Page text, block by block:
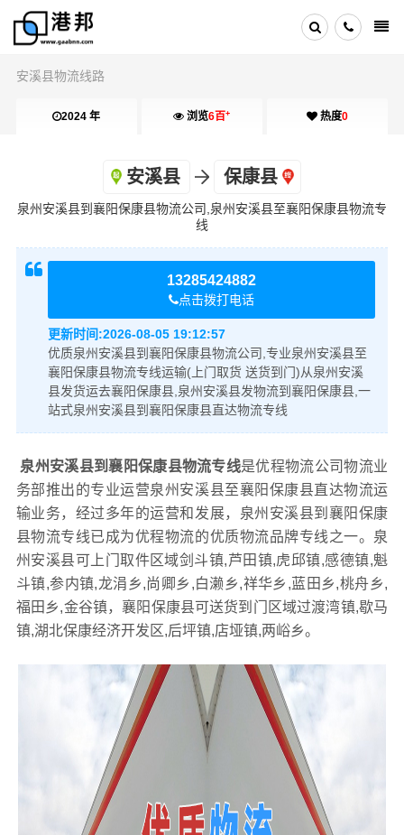
安溪县物流线路
2024 年 浏览6百+ 热度0
安溪县 保康县
泉州安溪县到襄阳保康县物流公司,泉州安溪县至襄阳保康县物流专
线
13285424882
点击拨打电话
更新时间:2026-08-05 19:12:57
优质泉州安溪县到襄阳保康县物流公司,专业泉州安溪县至
襄阳保康县物流专线运输(上门取货 送货到门)从泉州安溪
县发货运去襄阳保康县,泉州安溪县发物流到襄阳保康县,一
站式泉州安溪县到襄阳保康县直达物流专线
泉州安溪县到襄阳保康县物流专线是优程物流公司物流业
务部推出的专业运营泉州安溪县至襄阳保康县直达物流运
输业务，经过多年的运营和发展，泉州安溪县到襄阳保康
县物流专线已成为优程物流的优质物流品牌专线之一。泉
州安溪县可上门取件区域剑斗镇,芦田镇,虎邱镇,感德镇,魁
斗镇,参内镇,龙涓乡,尚卿乡,白濑乡,祥华乡,蓝田乡,桃舟乡,
福田乡,金谷镇，襄阳保康县可送货到门区域过渡湾镇,歇马
镇,湖北保康经济开发区,后坪镇,店垭镇,两峪乡。